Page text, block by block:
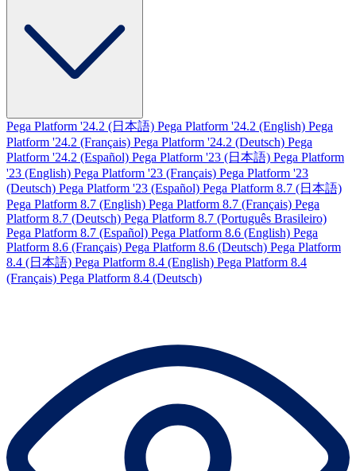
Pega Platform '24.2 (日本語) Pega Platform '24.2 (English) Pega
Platform '24.2 (Français) Pega Platform '24.2 (Deutsch) Pega
Platform '24.2 (Español) Pega Platform '23 (日本語) Pega Platform
'23 (English) Pega Platform '23 (Français) Pega Platform '23
(Deutsch) Pega Platform '23 (Español) Pega Platform 8.7 (日本語)
Pega Platform 8.7 (English) Pega Platform 8.7 (Français) Pega
Platform 8.7 (Deutsch) Pega Platform 8.7 (Português Brasileiro)
Pega Platform 8.7 (Español) Pega Platform 8.6 (English) Pega
Platform 8.6 (Français) Pega Platform 8.6 (Deutsch) Pega Platform
8.4 (日本語) Pega Platform 8.4 (English) Pega Platform 8.4
(Français) Pega Platform 8.4 (Deutsch)